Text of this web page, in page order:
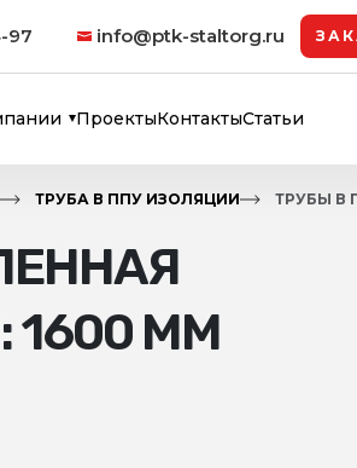
97 info@ptk-staltorg.ru
ПроектыКонтактыСтатьи
ТРУБА В ППУ ИЗОЛЯЦИИ ТРУБЫ В
ММ